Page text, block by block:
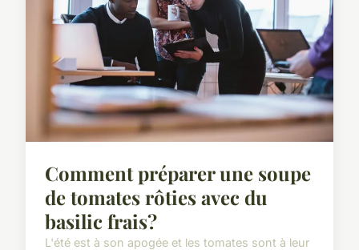
Comment préparer une soupe
de tomates rôties avec du
basilic frais?
L'été est à son apogée et les tomates sont à leur